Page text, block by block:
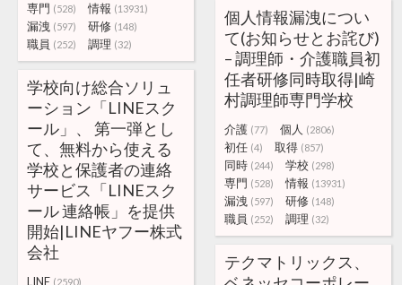
専門 (528) 情報 (13931)
漏洩 (597) 研修 (148)
職員 (252) 調理 (32)
個人情報漏洩につい
て(お知らせとお詫び)
– 調理師・介護職員初
任者研修同時取得|崎
村調理師専門学校
介護 (77) 個人 (2806)
初任 (4) 取得 (857)
同時 (244) 学校 (298)
専門 (528) 情報 (13931)
漏洩 (597) 研修 (148)
職員 (252) 調理 (32)
学校向け総合ソリュ
ーション「LINEスク
ール」、 第一弾とし
て、無料から使える
学校と保護者の連絡
サービス「LINEスク
ール 連絡帳」を提供
開始|LINEヤフー株式
会社
LINE (2590)
テクマトリックス、